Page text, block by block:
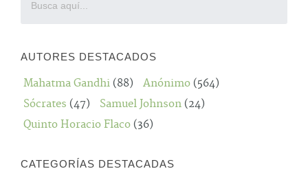
AUTORES DESTACADOS
Mahatma Gandhi (88) Anónimo (564)
Sócrates (47) Samuel Johnson (24)
Quinto Horacio Flaco (36)
CATEGORÍAS DESTACADAS